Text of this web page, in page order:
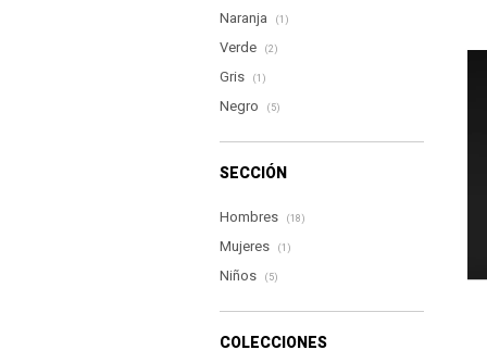
Naranja (1)
Verde (2)
Gris (1)
Negro (5)
SECCIÓN
Hombres (18)
Mujeres (1)
Niños (5)
COLECCIONES